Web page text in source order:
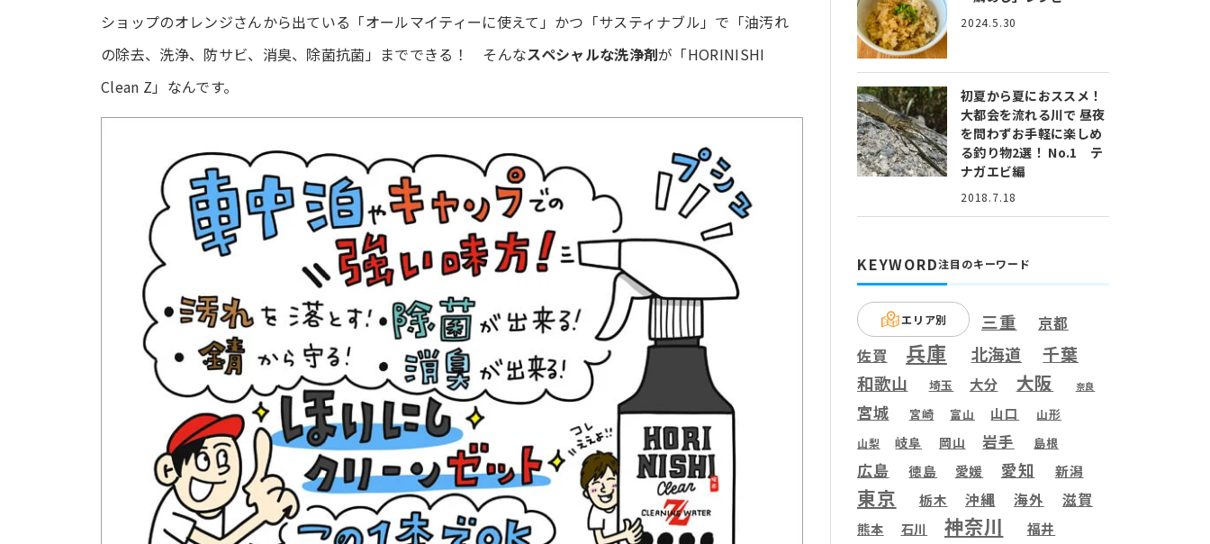
ショップのオレンジさんから出ている「オールマイティーに使えて」かつ「サスティナブル」で「油汚れ
の除去、洗浄、防サビ、消臭、除菌抗菌」までできる！ そんなスペシャルな洗浄剤が「HORINISHI
Clean Z」なんです。
2024.5.30
初夏から夏におススメ！
大都会を流れる川で 昼夜
を問わずお手軽に楽しめ
る釣り物2選！ No.1 テ
ナガエビ編
2018.7.18
KEYWORD注目のキーワード
エリア別 三重 京都
佐賀 兵庫 北海道 千葉
和歌山 埼玉 大分 大阪 奈良
宮城 宮崎 富山 山口 山形
山梨 岐阜 岡山 岩手 島根
広島 徳島 愛媛 愛知 新潟
東京 栃木 沖縄 海外 滋賀
熊本 石川 神奈川 福井